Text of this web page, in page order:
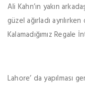
Ali Kahn’ın yakın
güzel ağırladı ayrılırken
Kalamadığımız
Lahore’ da yapılması